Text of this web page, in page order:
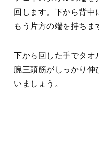
回します。下から背中
もう片方の端を持ちま
下から回した手でタオ
腕三頭筋がしっかり伸
いましょう。